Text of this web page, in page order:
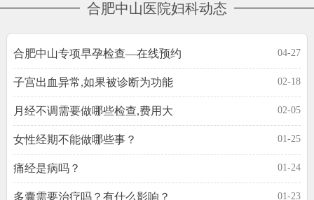
合肥中山医院妇科动态
04-27
合肥中山专项早孕检查—在线预约
02-18
子宫出血异常,如果被诊断为功能
02-05
月经不调需要做哪些检查,费用大
01-25
女性经期不能做哪些事？
01-24
痛经是病吗？
01-23
多囊需要治疗吗？有什么影响？